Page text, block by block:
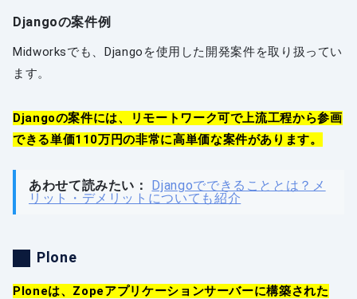
Djangoの案件例
Midworksでも、Djangoを使用した開発案件を取り扱ってい
ます。
Djangoの案件には、リモートワーク可で上流工程から参画
できる単価110万円の非常に高単価な案件があります。
あわせて読みたい：
Djangoでできることとは？メ
リット・デメリットについても紹介
Plone
Ploneは、Zopeアプリケーションサーバーに構築された